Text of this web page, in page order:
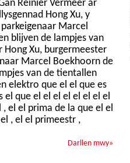
Reinier Vermeer ar
Hong Xu, y
Marcel
blijven de lampjes van
Hong Xu, burgermeester
Marcel Boekhoorn de
van de tientallen
elektro que el el que es
el que el el el el el el el el
el el prima de la que el el
, el el primeestr ,
Darllen mwy»